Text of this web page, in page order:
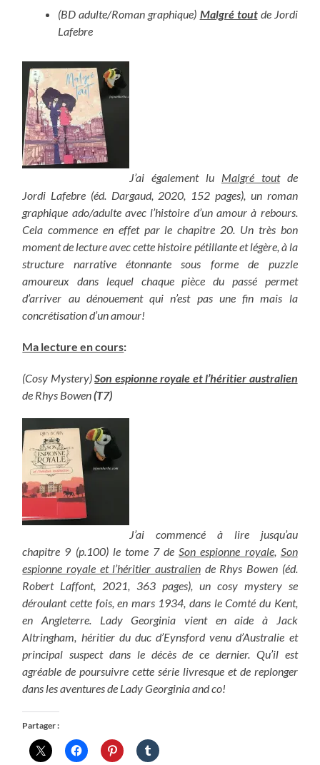
(BD adulte/Roman graphique) Malgré toutde Jordi
Lafebre
J’ai également lu Malgré toutde
Jordi Lafebre (éd. Dargaud, 2020, 152 pages), un roman
graphique ado/adulte avec l’histoire d’un amour à rebours.
Cela commence en effet par le chapitre 20. Un très bon
moment de lecture avec cette histoire pétillante et légère, à la
structure narrative étonnante sous forme de puzzle
amoureux dans lequel chaque pièce du passé permet
d’arriver au dénouement qui n’est pas une fin mais la
concrétisation d’un amour!
Ma lecture en cours:
(Cosy Mystery)Son espionne royale et l’héritier australien
de Rhys Bowen(T7)
J’ai commencé à lire jusqu’au
chapitre 9 (p.100) le tome 7 de Son espionne royale, Son
espionne royale et l’héritier australien de Rhys Bowen (éd.
Robert Laffont, 2021, 363 pages), un cosy mystery se
déroulant cette fois, en mars 1934, dans le Comté du Kent,
en Angleterre. Lady Georginia vient en aide à Jack
Altringham, héritier du duc d’Eynsford venu d’Australie et
principal suspect dans le décès de ce dernier. Qu’il est
agréable de poursuivre cette série livresque et de replonger
dans les aventures de Lady Georginia and co!
Partager :